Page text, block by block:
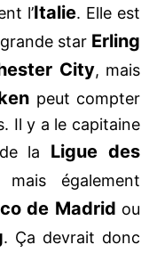
l’Italie. Elle est
star Erling
City, mais
peut compter
Il y a le capitaine
la Ligue des
mais également
de Madrid ou
. Ça devrait donc